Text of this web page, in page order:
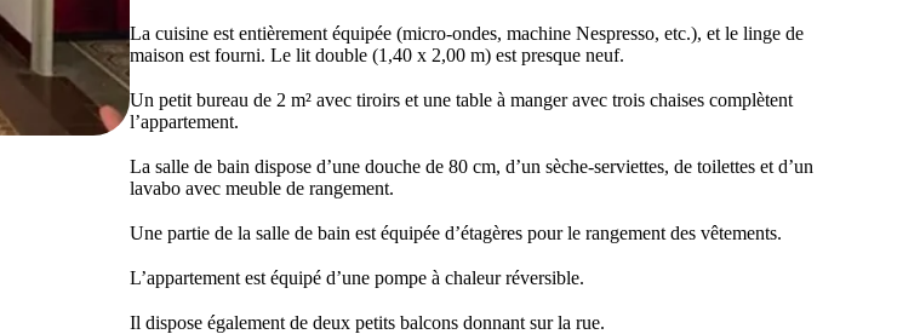
La cuisine est entièrement équipée (micro-ondes, machine Nespresso, etc.), et le linge de
maison est fourni. Le lit double (1,40 x 2,00 m) est presque neuf.
Un petit bureau de 2 m² avec tiroirs et une table à manger avec trois chaises complètent
l’appartement.
La salle de bain dispose d’une douche de 80 cm, d’un sèche-serviettes, de toilettes et d’un
lavabo avec meuble de rangement.
Une partie de la salle de bain est équipée d’étagères pour le rangement des vêtements.
L’appartement est équipé d’une pompe à chaleur réversible.
Il dispose également de deux petits balcons donnant sur la rue.